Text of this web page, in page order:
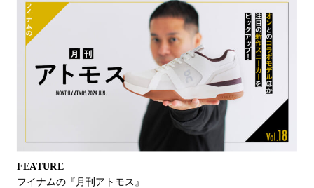
FEATURE
フイナムの『月刊アトモス』